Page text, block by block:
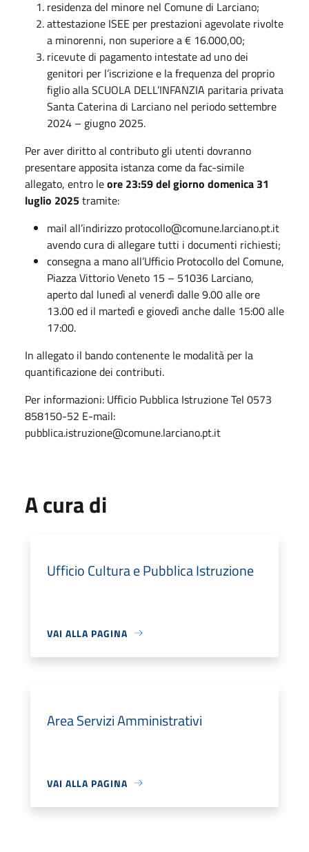
residenza del minore nel Comune di Larciano;
attestazione ISEE per prestazioni agevolate rivolte
a minorenni, non superiore a € 16.000,00;
ricevute di pagamento intestate ad uno dei
genitori per l’iscrizione e la frequenza del proprio
figlio alla SCUOLA DELL’INFANZIA paritaria privata
Santa Caterina di Larciano nel periodo settembre
2024 – giugno 2025.
Per aver diritto al contributo gli utenti dovranno
presentare apposita istanza come da fac-simile
allegato, entro leore 23:59 del giorno domenica 31
luglio 2025tramite:
mail all’indirizzo protocollo@comune.larciano.pt.it
avendo cura di allegare tutti i documenti richiesti;
consegna a mano all’Ufficio Protocollo del Comune,
Piazza Vittorio Veneto 15 – 51036 Larciano,
aperto dal lunedì al venerdì dalle 9.00 alle ore
13.00 ed il martedì e giovedì anche dalle 15:00 alle
17:00.
In allegato il bando contenente le modalità per la
quantificazione dei contributi.
Per informazioni: Ufficio Pubblica Istruzione Tel 0573
858150-52 E-mail:
pubblica.istruzione@comune.larciano.pt.it
A cura di
Ufficio Cultura e Pubblica Istruzione
VAI ALLA PAGINA
Area Servizi Amministrativi
VAI ALLA PAGINA